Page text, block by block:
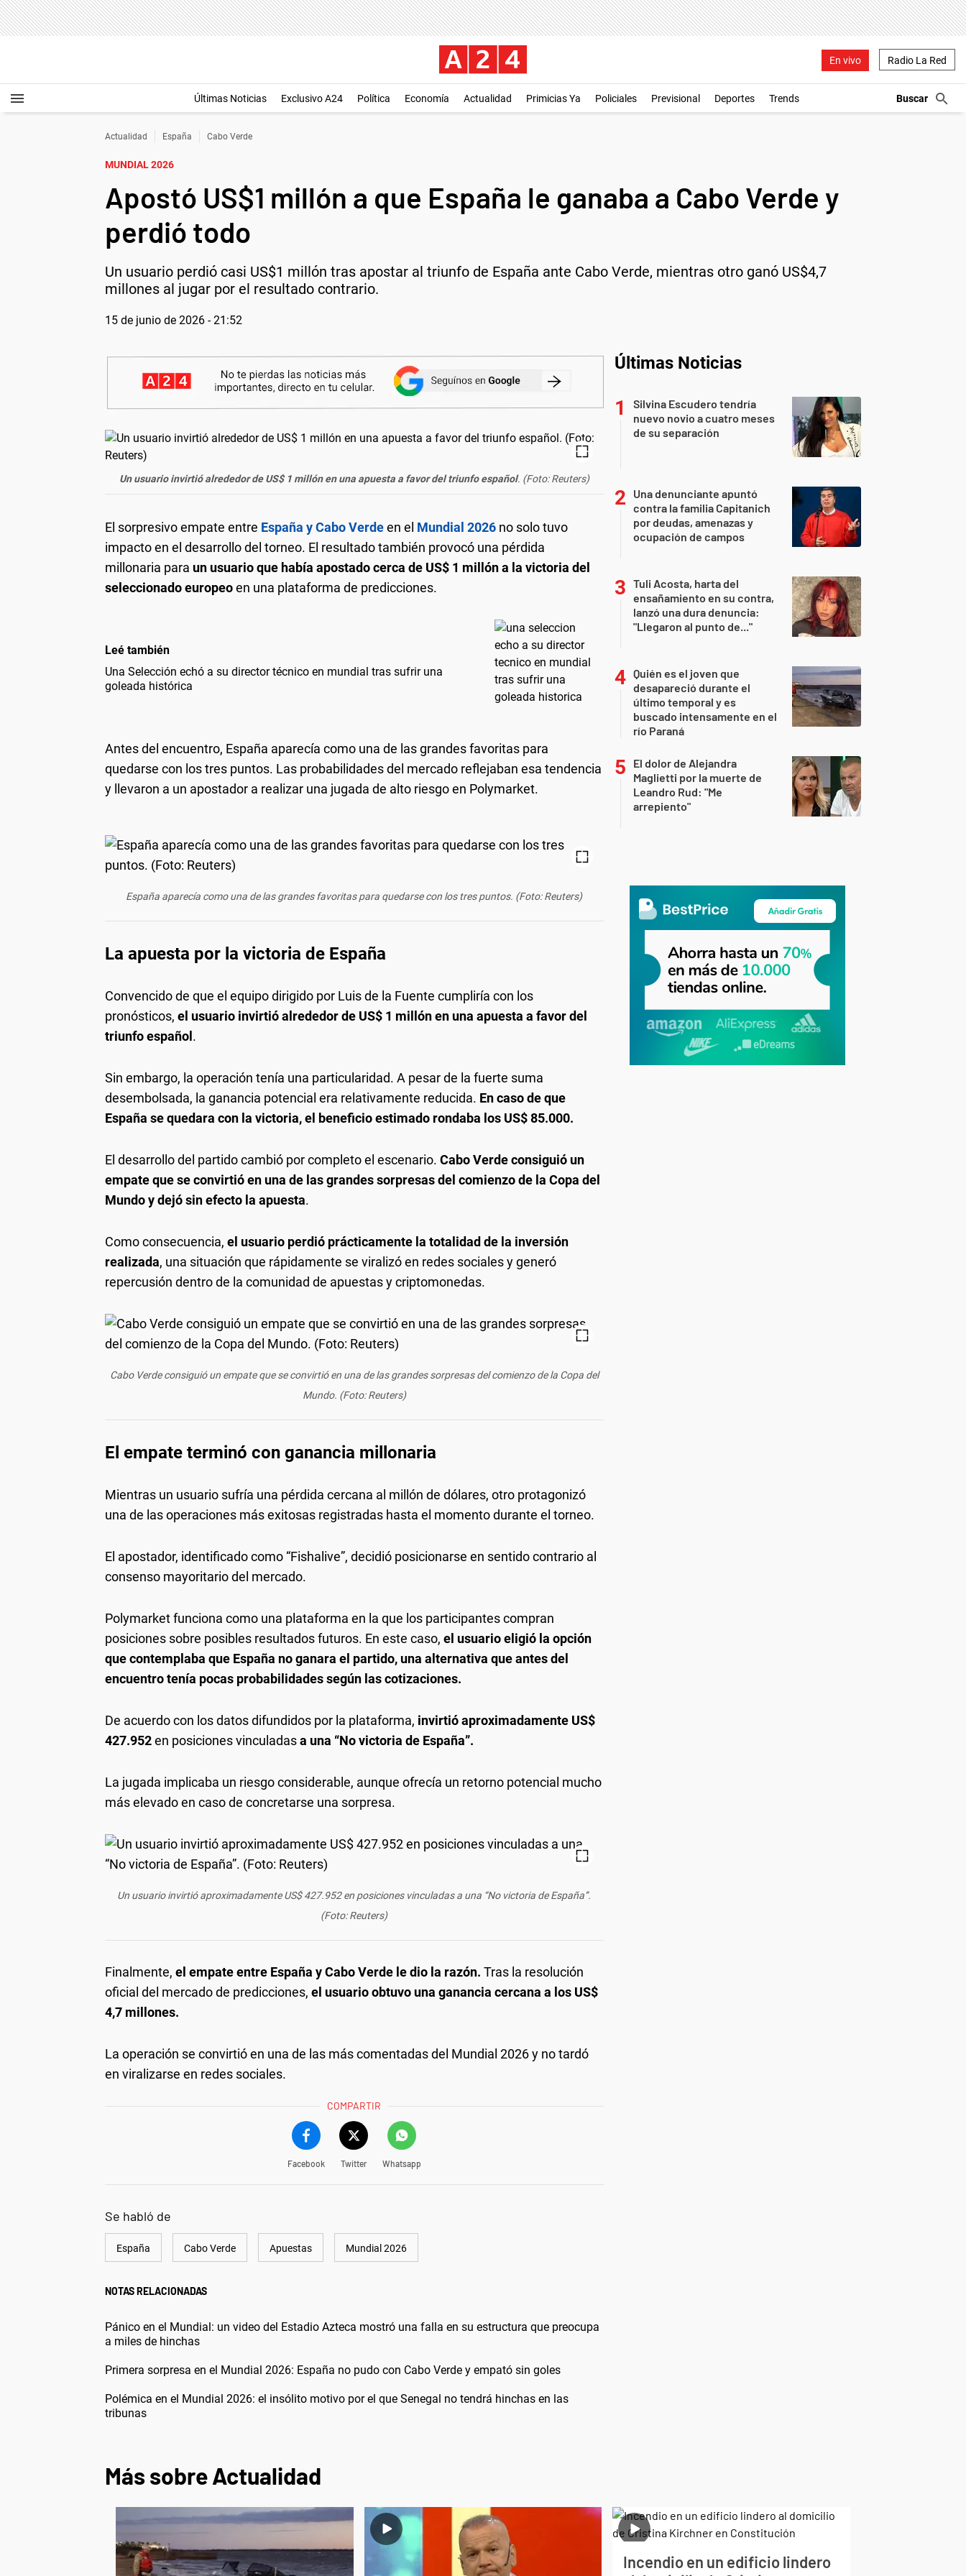
En vivo Radio La Red
Últimas Noticias Exclusivo A24 Política Economía Actualidad Primicias Ya Policiales Previsional Deportes Trends
Actualidad España Cabo Verde
MUNDIAL 2026
Apostó US$1 millón a que España le ganaba a Cabo Verde y
perdió todo
Un usuario perdió casi US$1 millón tras apostar al triunfo de España ante Cabo Verde, mientras otro ganó US$4,7
millones al jugar por el resultado contrario.
15 de junio de 2026 - 21:52
Un usuario invirtió alrededor de US$ 1 millón en una apuesta a favor del triunfo español. (Foto: Reuters)
El sorpresivo empate entre España y Cabo Verdeen el Mundial 2026 no solo tuvo
impacto en el desarrollo del torneo. El resultado también provocó una pérdida
millonaria para un usuario que había apostado cerca de US$ 1 millón a la victoria del
seleccionado europeoen una plataforma de predicciones.
Leé también
Una Selección echó a su director técnico en mundial tras sufrir una
goleada histórica
Antes del encuentro, España aparecía como una de las grandes favoritas para
quedarse con los tres puntos. Las probabilidades del mercado reflejaban esa tendencia
y llevaron a un apostador a realizar una jugada de alto riesgo en Polymarket.
España aparecía como una de las grandes favoritas para quedarse con los tres puntos. (Foto: Reuters)
La apuesta por la victoria de España
Convencido de que el equipo dirigido por Luis de la Fuente cumpliría con los
pronósticos, el usuario invirtió alrededor de US$ 1 millón en una apuesta a favor del
triunfo español .
Sin embargo, la operación tenía una particularidad. A pesar de la fuerte suma
desembolsada, la ganancia potencial era relativamente reducida. En caso de que
España se quedara con la victoria, el beneficio estimado rondaba los US$ 85.000.
El desarrollo del partido cambió por completo el escenario. Cabo Verde consiguió un
empate que se convirtió en una de las grandes sorpresas del comienzo de la Copa del
Mundo y dejó sin efecto la apuesta.
Como consecuencia, el usuario perdió prácticamente la totalidad de la inversión
realizada, una situación que rápidamente se viralizó en redes sociales y generó
repercusión dentro de la comunidad de apuestas y criptomonedas.
Cabo Verde consiguió un empate que se convirtió en una de las grandes sorpresas del comienzo de la Copa del
Mundo. (Foto: Reuters)
El empate terminó con ganancia millonaria
Mientras un usuario sufría una pérdida cercana al millón de dólares, otro protagonizó
una de las operaciones más exitosas registradas hasta el momento durante el torneo.
El apostador, identificado como “Fishalive”, decidió posicionarse en sentido contrario al
consenso mayoritario del mercado.
Polymarket funciona como una plataforma en la que los participantes compran
posiciones sobre posibles resultados futuros. En este caso, el usuario eligió la opción
que contemplaba que España no ganara el partido, una alternativa que antes del
encuentro tenía pocas probabilidades según las cotizaciones.
De acuerdo con los datos difundidos por la plataforma, invirtió aproximadamente US$
427.952en posiciones vinculadasa una “No victoria de España”.
La jugada implicaba un riesgo considerable, aunque ofrecía un retorno potencial mucho
más elevado en caso de concretarse una sorpresa.
Un usuario invirtió aproximadamente US$ 427.952 en posiciones vinculadas a una “No victoria de España”.
(Foto: Reuters)
Finalmente, el empate entre España y Cabo Verde le dio la razón. Tras la resolución
oficial del mercado de predicciones, el usuario obtuvo una ganancia cercana a los US$
4,7 millones.
La operación se convirtió en una de las más comentadas del Mundial 2026 y no tardó
en viralizarse en redes sociales.
COMPARTIR
Facebook Twitter Whatsapp
Se habló de
España Cabo Verde Apuestas Mundial 2026
NOTAS RELACIONADAS
Pánico en el Mundial: un video del Estadio Azteca mostró una falla en su estructura que preocupa
a miles de hinchas
Primera sorpresa en el Mundial 2026: España no pudo con Cabo Verde y empató sin goles
Polémica en el Mundial 2026: el insólito motivo por el que Senegal no tendrá hinchas en las
tribunas
Últimas Noticias
Silvina Escudero tendría
nuevo novio a cuatro meses
de su separación
Una denunciante apuntó
contra la familia Capitanich
por deudas, amenazas y
ocupación de campos
Tuli Acosta, harta del
ensañamiento en su contra,
lanzó una dura denuncia:
"Llegaron al punto de..."
Quién es el joven que
desapareció durante el
último temporal y es
buscado intensamente en el
río Paraná
El dolor de Alejandra
Maglietti por la muerte de
Leandro Rud: "Me
arrepiento"
Más sobre Actualidad
Incendio en un edificio lindero